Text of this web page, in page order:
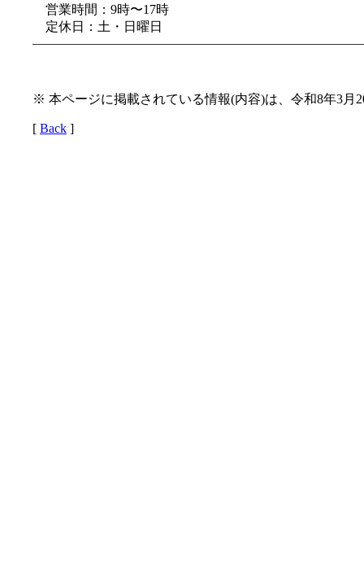
営業時間：9時〜17時
定休日：土・日曜日
※ 本ページに掲載されている情報(内容)は、令和8年3月
[ Back ]